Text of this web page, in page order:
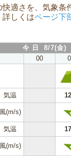
適さを、気象条
詳しくはページ下
今 日 8/7(金)
00
気温
風(m/s)
気温
風(m/s)